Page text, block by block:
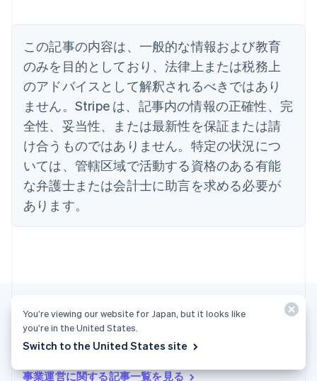
この記事の内容は、一般的な情報および教育
のみを目的としており、法律上または税務上
のアドバイスとして解釈されるべきではあり
ません。Stripe は、記事内の情報の正確性、完
全性、妥当性、または最新性を保証または請
け合うものではありません。特定の状況につ
いては、管轄区域で活動する資格のある有能
な弁護士または会計士に助言を求める必要が
あります。
その他の記事
事業運営に関する記事一覧を見る
English
イギリス
English
イタリア
Italiano English
インド
English
エストニア
English
オーストラリア
English
オーストリア
DeutschEnglish
オランダ
ギリシア
English
クロアチア
ジブラルタル
You’re viewing our website for Japan, but it looks like
you’re in the United States.
Switch to the United States site